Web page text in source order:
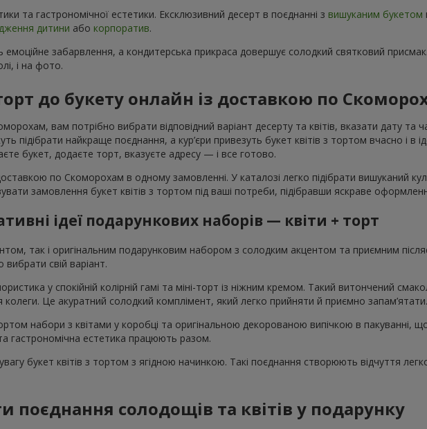
та гастрономічної естетики. Ексклюзивний десерт в поєднанні з вишуканим букетом
дитини або корпоратив.
емоційне забарвлення, а кондитерська прикраса довершує солодкий святковий
і на фото.
до букету онлайн із доставкою по
вам потрібно вибрати відповідний варіант десерту та квітів, вказати дату та
найкраще поєднання, а кур’єри привезуть букет квітів з тортом вчасно і в
букет, додаєте торт, вказуєте адресу — і все готово.
по Скоморохам в одному замовленні. У каталозі легко підібрати вишуканий
замовлення букет квітів з тортом під ваші потреби, підібравши яскраве
ідеї подарункових наборів — квіти + торт
так і оригінальним подарунковим набором з солодким акцентом та приємним
свій варіант.
у спокійній колірній гамі та міні-торт із ніжним кремом. Такий витончений
колеги. Це акуратний солодкий комплімент, який легко прийняти й приємно запам’ятати.
набори з квітами у коробці та оригінальною декорованою випічкою в пакуванні,
гастрономічна естетика працюють разом.
букет квітів з тортом з ягідною начинкою. Такі поєднання створюють відчуття
поєднання солодощів та квітів у подарунку